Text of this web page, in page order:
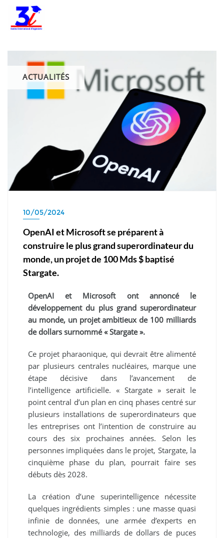
ACTUALITÉS
10/05/2024
OpenAI et Microsoft se préparent à
construire le plus grand superordinateur du
monde, un projet de 100 Mds $ baptisé
Stargate.
OpenAI et Microsoft ont annoncé le
développement du plus grand superordinateur
au monde, un projet ambitieux de 100 milliards
de dollars surnommé « Stargate ».
Ce projet pharaonique, qui devrait être alimenté
par plusieurs centrales nucléaires, marque une
étape décisive dans l’avancement de
l’intelligence artificielle. « Stargate » serait le
point central d’un plan en cinq phases centré sur
plusieurs installations de superordinateurs que
les entreprises ont l’intention de construire au
cours des six prochaines années. Selon les
personnes impliquées dans le projet, Stargate, la
cinquième phase du plan, pourrait faire ses
débuts dès 2028.
La création d’une superintelligence nécessite
quelques ingrédients simples : une masse quasi
infinie de données, une armée d’experts en
technologie, des milliards de dollars de puces